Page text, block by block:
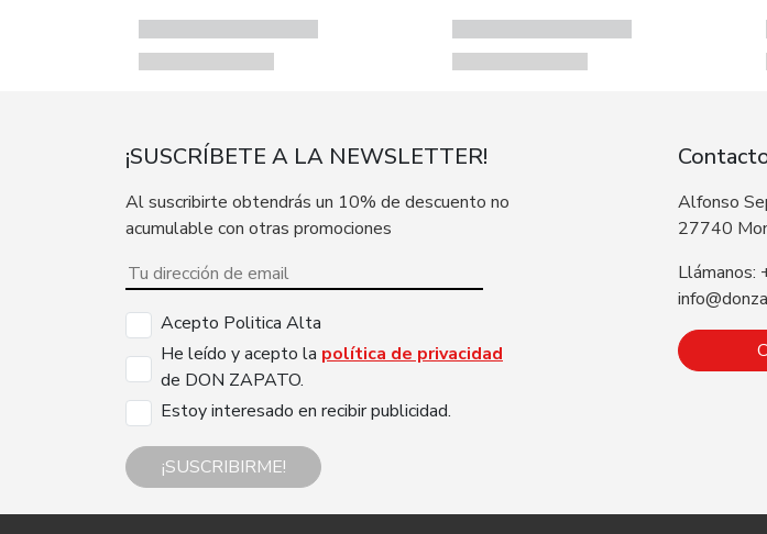
¡SUSCRÍBETE A LA NEWSLETTER!
Al suscribirte obtendrás un 10% de descuento no
acumulable con otras promociones
Acepto Politica Alta
He leído y acepto la política de privacidad
de DON ZAPATO.
Estoy interesado en recibir publicidad.
¡SUSCRIBIRME!
Alfonso
27740